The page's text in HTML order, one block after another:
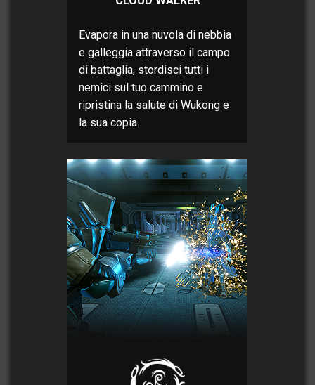
Evapora in una nuvola di nebbia
e galleggia attraverso il campo
di battaglia, stordisci tutti i
nemici sul tuo cammino e
ripristina la salute di Wukong e
la sua copia.